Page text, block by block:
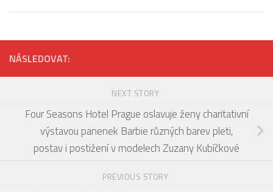
NÁSLEDOVAT:
NEXT STORY
Four Seasons Hotel Prague oslavuje ženy charitativní
výstavou panenek Barbie různých barev pleti,
postav i postižení v modelech Zuzany Kubíčkové
PREVIOUS STORY